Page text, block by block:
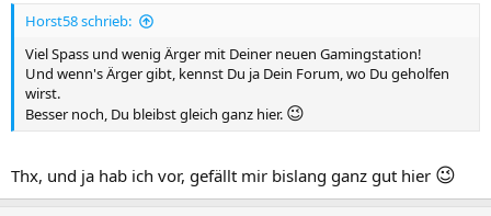
Horst58 schrieb:
Viel Spass und wenig Ärger mit Deiner neuen Gamingstation!
Und wenn's Ärger gibt, kennst Du ja Dein Forum, wo Du geholfen
wirst.
Besser noch, Du bleibst gleich ganz hier. 😉
Thx, und ja hab ich vor, gefällt mir bislang ganz gut hier 😉